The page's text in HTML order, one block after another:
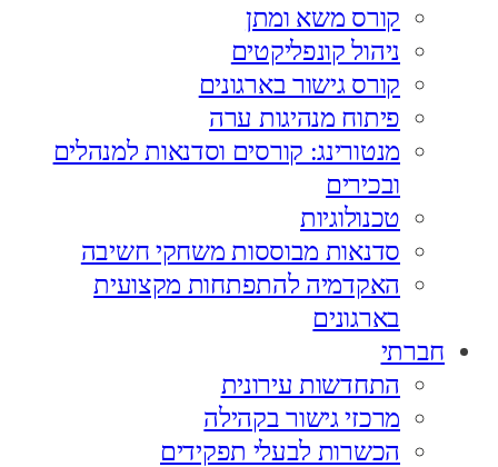
קורס משא ומתן
ניהול קונפליקטים
קורס גישור בארגונים
פיתוח מנהיגות ערה
מנטורינג: קורסים וסדנאות למנהלים
ובכירים
טכנולוגיות
סדנאות מבוססות משחקי חשיבה
האקדמיה להתפתחות מקצועית
בארגונים
חברתי
התחדשות עירונית
מרכזי גישור בקהילה
הכשרות לבעלי תפקידים